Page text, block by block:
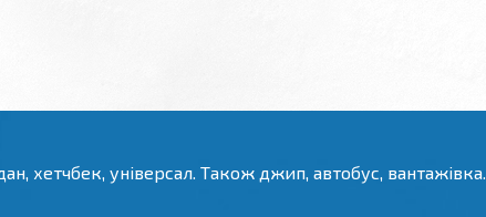
хетчбек, універсал. Також джип, автобус, вантажівка.